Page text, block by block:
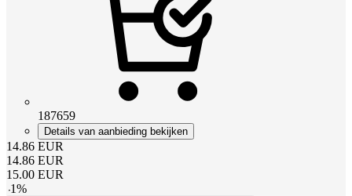
187659
Details van aanbieding bekijken
14.86 EUR
14.86 EUR
15.00 EUR
-1%